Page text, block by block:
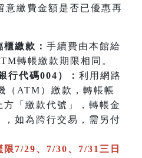
意繳費金額是否已優惠再
繳款： 手續費由本館給
轉帳繳款期限相同。
行代碼004）： 利用網路
（ATM）繳款，轉帳帳
「繳款代號」，轉帳金
，如為跨行交易，需另付
限7/29、7/30、7/31三日